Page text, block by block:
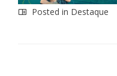
Posted in Destaque